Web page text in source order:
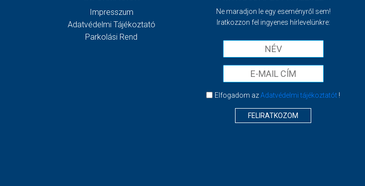
Impresszum
Adatvédelmi Tájékoztató
Parkolási Rend
Ne maradjon le egy eseményről sem!
Iratkozzon fel ingyenes hírlevelünkre:
Elfogadom azAdatvédelmi tájékoztatót !
FELIRATKOZOM